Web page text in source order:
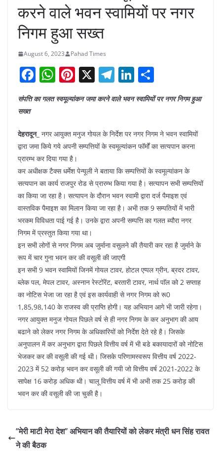
करने वाले भवन स्वामियों पर नगर
निगम हुआ सख्त
August 6, 2023 Pahad Times
F
c
b
o
o
k
W
at
A
p
p
Pi
nt
er
st
X T
el
e
a
m
Li
k
dI
n
h
ar
संपत्ति का गलत स्वमूल्यांकन जमा करने वाले भवन स्वामियों पर नगर निगम हुआ
सख्त
देहरादून_ नगर आयुक्त मनुज गोयल के निर्देश पर नगर निगम ने भवन स्वामियों
द्वारा जमा किये गये अपनी सम्पत्तियों के स्वमूल्यांकन फॉर्मों का सत्यपान करना
प्रारम्भ कर दिया गया है।
कर अधीक्षक टैक्स धर्मेश पेन्यूली ने बताया कि सम्पत्तियों के स्वमूल्यांकन के
सत्यपान का कार्य राजपुर रोड से प्रारम्भ किया गया है। सत्यापन सभी सम्पत्तियों
का किया जा रहा है। सत्यापन के दौरान भवन स्वामी द्वारा दर्ज पैमाइश एवं
वास्तविक पैमाइश का मिलान किया जा रहा है। अभी तक 9 सम्पतियों में भारी
भरकम विविधता पाई गई है। उनके द्वारा अपनी सम्पत्ति का गलत ब्यौरा नगर
निगम में प्रस्तुत किया गया था।
इन सभी लोगों से नगर निगम अब जुर्माना वसुलने की तैयारी कर रहा है जुर्माने के
रूप में चार गुना भवन कर की वसूली की जाएगी
इन सभी 9 भवन स्वामियों जिनमें गोयल टावर, होटल एप्पल ग्रीन, ब्रदर टावर,
ब्लेक पल, मेपल टावर, अस्नान रेस्टोंरेंट, बरतारी टावर, नार्थ पाॅल को 2 सप्ताह
का नोटिस भेजा जा रहा है एवं इस कार्यवाही से नगर निगम को रू0
1,85,98,140 के राजस्व की प्राप्ति होगी। यह अभियान आगे भी जारी रहेगा।
नगर आयुक्त मनुज गोयल पिछले वर्ष से ही नगर निगम के कर अनुभाग की आय
बढाने को लेकर नगर निगम के अधिकारियों को निर्देश देते रहे है। जिसके
अनुपालन में कर अनुभाग द्वारा पिछले वित्तीय वर्ष में भी बडे बकायादारों को नोटिस
भेजकर कर की वसूली की गई थी। जिसके परिणामस्वरूप वित्तीय वर्ष 2022-
2023 में 52 करोड़ भवन कर वसूली की गयी जो वित्तीय वर्ष 2021-2022 के
सापेक्ष 16 करोड़ अधिक थी। चालू वित्तीय वर्ष में भी अभी तक 25 करोड़ की
भवन कर की वसूली की जा चुकी है।
’’मेरी माटी मेरा देश’’ अभियान की तैयारियों को लेकर मंत्री धन सिंह रावत
ने की बैठक